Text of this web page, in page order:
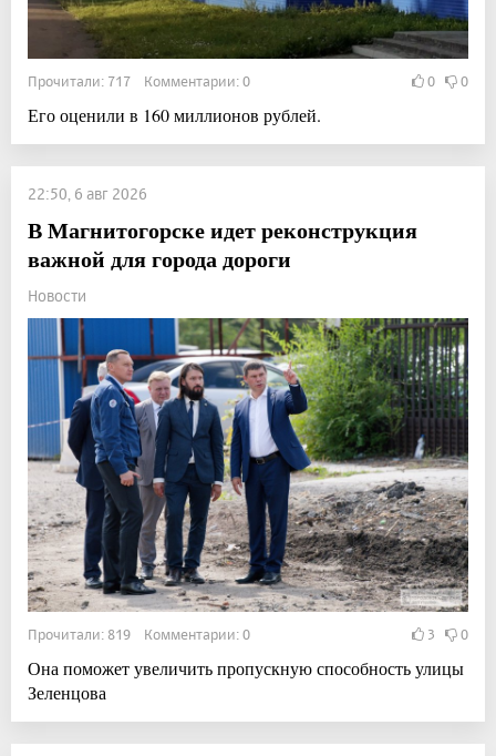
Прочитали: 717 Комментарии: 0 0 0
Его оценили в 160 миллионов рублей.
22:50, 6 авг 2026
В Магнитогорске идет реконструкция
важной для города дороги
Новости
Прочитали: 819 Комментарии: 0 3 0
Она поможет увеличить пропускную способность улицы
Зеленцова